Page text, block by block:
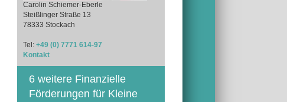
Carolin Schiemer-Eberle
Steißlinger Straße 13
78333 Stockach
Tel: +49 (0) 7771 614-97
Kontakt
6 weitere Finanzielle
Förderungen für Kleine